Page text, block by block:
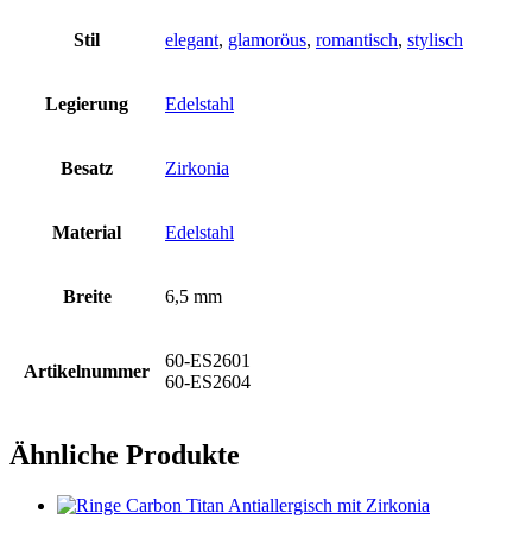
Stil elegant, glamoröus, romantisch, stylisch
Legierung Edelstahl
Besatz Zirkonia
Material Edelstahl
Breite 6,5 mm
Artikelnummer
60-ES2601
60-ES2604
Ähnliche Produkte